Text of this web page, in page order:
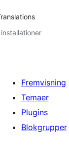
Fremvisning
Temaer
Plugins
Blokgrupper